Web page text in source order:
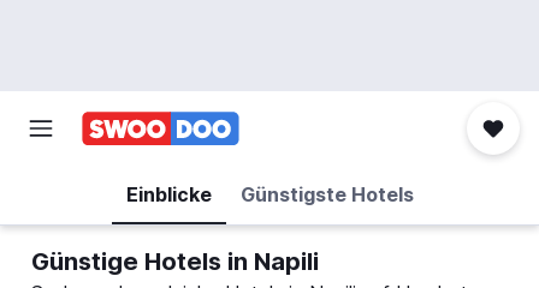
Einblicke Günstigste Hotels
Günstige Hotels in Napili